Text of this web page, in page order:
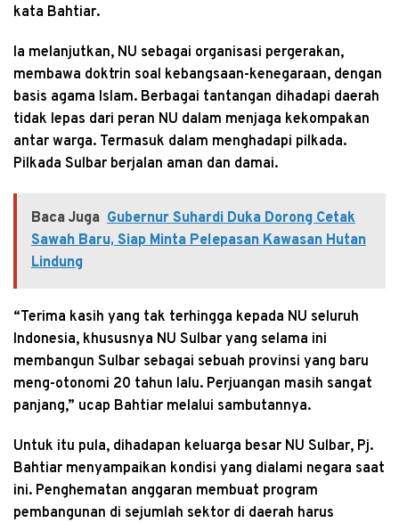
kata Bahtiar.
Ia melanjutkan, NU sebagai organisasi pergerakan,
membawa doktrin soal kebangsaan-kenegaraan, dengan
basis agama Islam. Berbagai tantangan dihadapi daerah
tidak lepas dari peran NU dalam menjaga kekompakan
antar warga. Termasuk dalam menghadapi pilkada.
Pilkada Sulbar berjalan aman dan damai.
Baca Juga Gubernur Suhardi Duka Dorong Cetak
Sawah Baru, Siap Minta Pelepasan Kawasan Hutan
Lindung
“Terima kasih yang tak terhingga kepada NU seluruh
Indonesia, khususnya NU Sulbar yang selama ini
membangun Sulbar sebagai sebuah provinsi yang baru
meng-otonomi 20 tahun lalu. Perjuangan masih sangat
panjang,” ucap Bahtiar melalui sambutannya.
Untuk itu pula, dihadapan keluarga besar NU Sulbar, Pj.
Bahtiar menyampaikan kondisi yang dialami negara saat
ini. Penghematan anggaran membuat program
pembangunan di sejumlah sektor di daerah harus